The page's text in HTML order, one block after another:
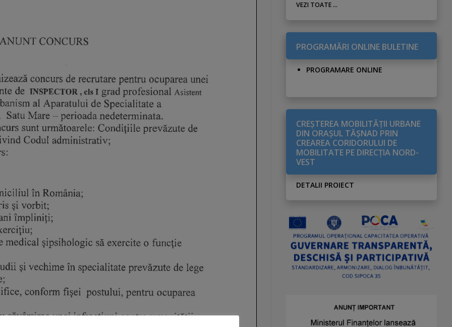
VEZI TOATE ...
PROGRAMĂRI ONLINE BULETINE
PROGRAMARE ONLINE
CREŞTEREA MOBILITĂŢII URBANE
DIN ORAŞUL TĂŞNAD PRIN
CREAREA CORIDORULUI DE
MOBILITATE PE DIRECŢIA NORD-
VEST
DETALII PROIECT